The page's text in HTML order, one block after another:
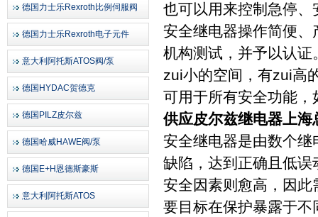
德国力士乐Rexroth比例伺服阀
德国力士乐Rexroth电子元件
意大利阿托斯ATOS阀/泵
德国HYDAC贺德克
德国PILZ皮尔兹
德国哈威HAWE阀/泵
德国E+H恩德斯豪斯
意大利阿托斯ATOS
也可以用来控制急停
安全继电器操作简便
机构测试，并予以认
zui小的空间，有zui高
可用于所有安全功能
供应皮尔兹继电器上海
安全继电器是由数个
缺陷，达到正确且低
安全因素则愈高，因
要目标在保护暴露于